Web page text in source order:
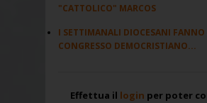
"CATTOLICO" MARCOS
I SETTIMANALI DIOCESANI FANNO
CONGRESSO DEMOCRISTIANO...
Effettua il login per poter